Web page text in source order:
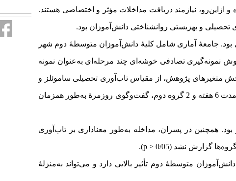
از‌این‌رو، نیازمند دریافت مداخلات مؤثر و اختصاصی هستند.
و بهزیستی روانشناختی دانش‌آموزان بود.
جامعۀ آماری شامل کلیۀ دانش‌آموزان متوسطۀ دوم شهر
۱۴۰4-1403 بودند که از آن‌ها، 60 دانش‌آموز (30 دختر و 30 پسر) با روش نمونه‌گیری تصادفی خوشه‌ای چند مرحله‌ای به‌عنوان نمونه
متغیرهای پژوهش، از مقیاس تاب‌آوری تحصیلی ساموئلز و
پرسش‌نامۀ بهزیستی روان‌شناختی ریف استفاده شد. دو گروه اول، برنامۀ یادگیری تنفس به‌مدت 6 هفته و 2 گروه دوم، گفت‌وگوی روزمرۀ به‌طور همزمان
همچنین در پسران، مداخله به‌طور معناداری بر تاب‌آوری
گزارش نشد (0/05 < p
).
متوسطۀ دوم تأثیر بالایی دارد و می‌تواند به‌منزلۀ